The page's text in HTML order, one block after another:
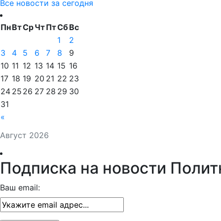
Все новости за сегодня
Август 2026
ПнВтСрЧтПтСбВс
«
1
2
3
4 5 6 7 8
9
10 11 12 13 14 15 16
17 18 19 20 21 22 23
24 25 26 27 28 29 30
31
Подписка на новости
Ваш email: